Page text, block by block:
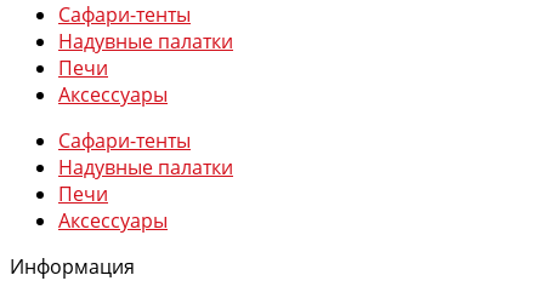
Избранное
Вы смотрели
0
Сафари-тенты
Надувные палатки
Печи
Аксессуары
Сафари-тенты
Надувные палатки
Печи
Аксессуары
Информация